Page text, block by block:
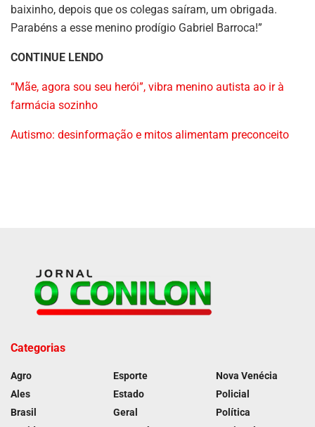
baixinho, depois que os colegas saíram, um obrigada.
Parabéns a esse menino prodígio Gabriel Barroca!”
CONTINUE LENDO
“Mãe, agora sou seu herói”, vibra menino autista ao ir à
farmácia sozinho
Autismo: desinformação e mitos alimentam preconceito
Categorias
Agro
Ales
Brasil
Esporte
Estado
Geral
Nova Venécia
Policial
Política